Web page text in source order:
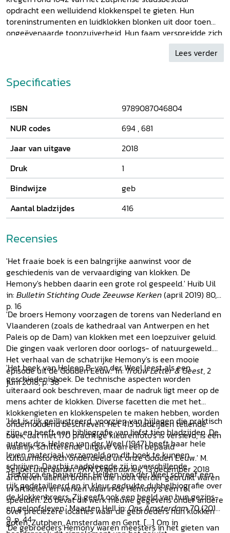
opdracht een welluidend klokkenspel te gieten. Hun
toreninstrumenten en luidklokken blonken uit door toen
ongeëvenaarde toonzuiverheid. Hun faam verspreidde zich
snel en maar liefst vijftig stads- en kloosterbesturen
schaften hun klokkenspellen aan. Ze werkten tot 1680
en 1667 goten zij uitsluitend geschut. Door het combineren
van gegevens uit vooral stedelijk bronnenmateriaal, dat
Weel zien dat de gebroeders een groot vermogen
opbouwden. De tweede generatie kon hierdoor in welstand
leven zonder een beroep uit te oefenen. Met de derde
generatie stierf het geslacht Hemony uit. Natuurlijk
worden hier de technische aspecten van het klokgieten
beschreven, maar het gaat in dit boek ook om 'de mens
achter de klokken'. Het verhaal over de twee weinig
bestudeerde erflaters wordt geplaatst in de sociale,
culturele en religieuze context.
Lees verder
Specificaties
ISBN
9789087046804
NUR codes
694 ,681
Jaar van uitgave
2018
Druk
1
Bindwijze
geb
Aantal bladzijdes
416
Recensies
'Het fraaie boek is een balngrijke aanwinst voor de
geschiedenis van de vervaardiging van klokken. De
Hemony's hebben daarin een grote rol gespeeld.' Huib Uil
in: Bulletin Stichting Oude Zeeuwse Kerken(april 2019) 80,
p. 16
'De broers Hemony voorzagen de torens van Nederland en
Vlaanderen (zoals de kathedraal van Antwerpen en het
Paleis op de Dam) van klokken met een loepzuiver geluid.
Die gingen vaak verloren door oorlogs- of natuurgeweld.
Het verhaal van de schatrijke Hemony's is een mooie
episode uit de Gouden Eeuw.' In:Trouw Letter & Geest, 2
juni 2018, p. 38
'Het boek van Heleen B. van der Weel leest als een
geschiedenisboek. De technische aspecten worden
uiteraard ook beschreven, maar de nadruk ligt meer op de
mens achter de klokken. Diverse facetten die met het
klokkengieten en klokkenspelen te maken hebben, worden
onderhoudend beschreven. Het 415 bladzijden tellende
boek, dat met 170 prachtige kleurenfoto's is versierd, is een
waarlijk schitterende uitgave van een bepaald
cultuurhistorisch onderdeeld uit onze Gouden Eeuw.' M.
Seijbel uiteraardin:PKN Orgelrubriek, 13 december 2018
'Het is rijk geïllustreerd, voorzien van bijlagen die praktisch
zijn, en heeft een bibliografie van liefst tien bladzijden. De
auteur, drs. Heleen van der Weel (1947) heeft haar hele
leven materiaal verzameld om dit boek te kunnen
schrijven. Daarbij raadpleegde zij in verschillende
archieven allerlei bronnen die nooit eerder gebruikt waren
in artikelen en werken waarin de Hemony's een rol
speelden. Zo bevat dit werk nieuwe gegevens onder andere
over preciezere locaties waar de gebroeders hun klokken
goten, Zutphen, Amsterdam en Gent. [...] Om in
'Historica én beiaardier Heleen van der Weel schreef een
rijk gedetailleerd en in kleur gedrukte dubbelbiografie over
de klokkenbroers. Zij geeft ook een beeld van hun gezins-
en geloofsleven.' Maarten Hell in:Ons Amsterdam70 (2018)
9, p. 44
'De gebroeders Hemony waren meesters in het gieten van